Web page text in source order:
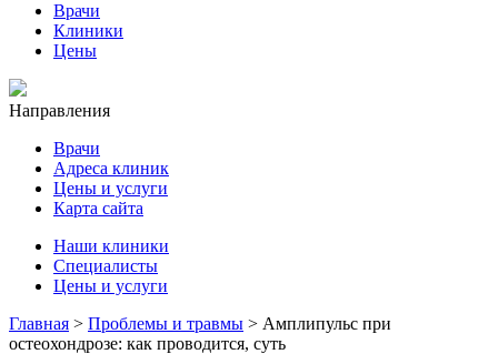
Врачи
Клиники
Цены
Направления
Врачи
Адреса клиник
Цены и услуги
Карта сайта
Наши клиники
Специалисты
Цены и услуги
Главная > Проблемы и травмы > Амплипульс при
остеохондрозе: как проводится, суть